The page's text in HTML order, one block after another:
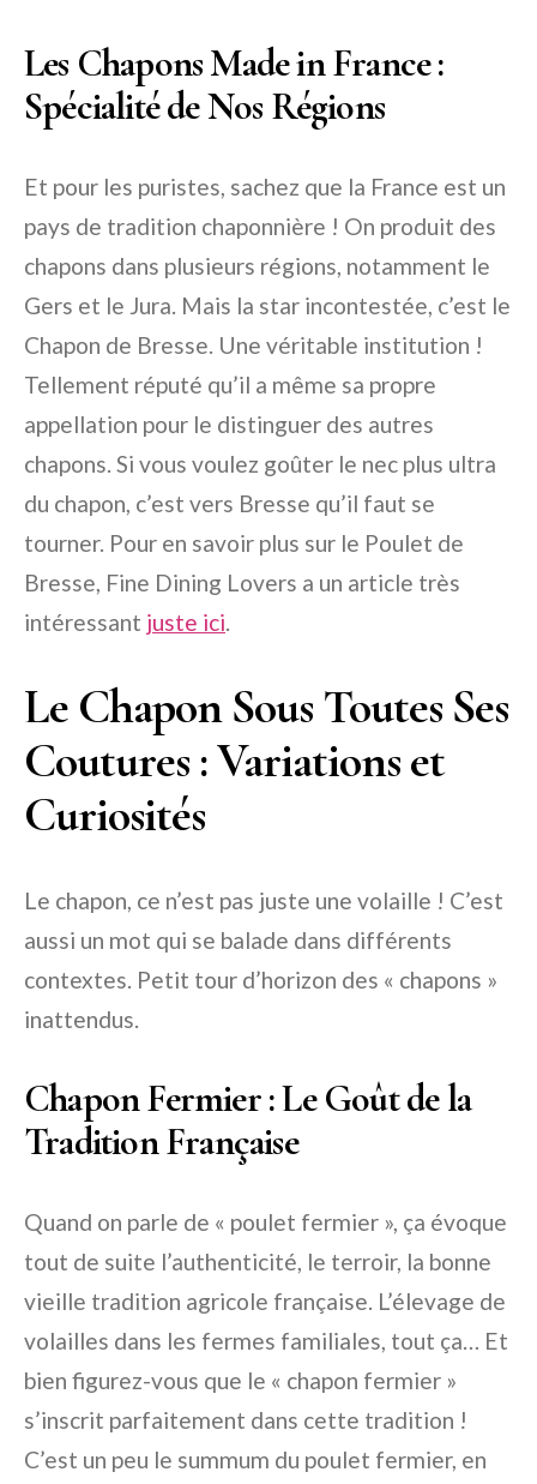
Les Chapons Made in France :
Spécialité de Nos Régions
Et pour les puristes, sachez que la France est un
pays de tradition chaponnière ! On produit des
chapons dans plusieurs régions, notamment le
Gers et le Jura. Mais la star incontestée, c’est le
Chapon de Bresse. Une véritable institution !
Tellement réputé qu’il a même sa propre
appellation pour le distinguer des autres
chapons. Si vous voulez goûter le nec plus ultra
du chapon, c’est vers Bresse qu’il faut se
tourner. Pour en savoir plus sur le Poulet de
Bresse, Fine Dining Lovers a un article très
intéressant juste ici.
Le Chapon Sous Toutes Ses
Coutures : Variations et
Curiosités
Le chapon, ce n’est pas juste une volaille ! C’est
aussi un mot qui se balade dans différents
contextes. Petit tour d’horizon des « chapons »
inattendus.
Chapon Fermier : Le Goût de la
Tradition Française
Quand on parle de « poulet fermier », ça évoque
tout de suite l’authenticité, le terroir, la bonne
vieille tradition agricole française. L’élevage de
volailles dans les fermes familiales, tout ça… Et
bien figurez-vous que le « chapon fermier »
s’inscrit parfaitement dans cette tradition !
C’est un peu le summum du poulet fermier, en